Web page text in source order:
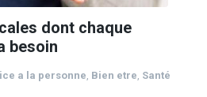
dont chaque
besoin
a la personne Bien etre Santé